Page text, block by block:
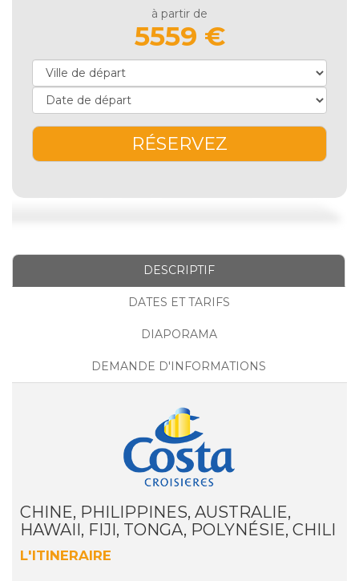
à partir de
5559 €
RÉSERVEZ
DESCRIPTIF
DATES ET TARIFS
DIAPORAMA
DEMANDE D'INFORMATIONS
CHINE, PHILIPPINES, AUSTRALIE,
HAWAII, FIJI, TONGA, POLYNÉSIE, CHILI
L'ITINERAIRE